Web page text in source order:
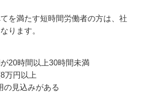
を満たす短時間労働者の方は、社
ります。
20時間以上30時間未満
万円以上
見込みがある